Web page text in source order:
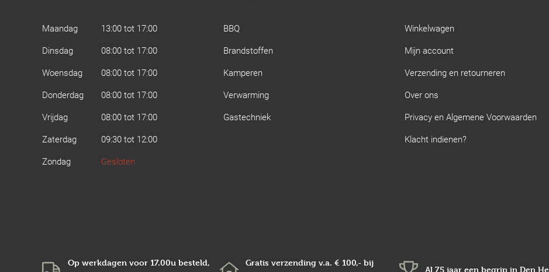
Maandag
13:00 tot 17:00
Dinsdag
08:00 tot 17:00
Woensdag
08:00 tot 17:00
Donderdag
08:00 tot 17:00
Vrijdag
08:00 tot 17:00
Zaterdag
09:30 tot 12:00
Zondag
Gesloten
BBQ
Brandstoffen
Kamperen
Verwarming
Gastechniek
Winkelwagen
Mijn account
Verzending en retourneren
Over ons
Privacy en Algemene Voorwaarden
Klacht indienen?
Op werkdagen voor 17.00u besteld,
Gratis verzending v.a. € 100,- bij
Al 75 jaar een begrip in Den